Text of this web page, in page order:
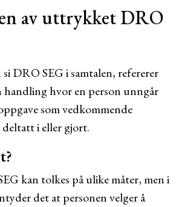
av uttrykket DRO
DRO SEG i samtalen, refererer
handling hvor en person unngår
som vedkommende
i eller gjort.
kan tolkes på ulike måter, men i
det at personen velger å